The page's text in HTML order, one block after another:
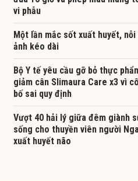
vi phẫu
Một lần mắc sốt xuất huyết, nỗi
ảnh kéo dài
Bộ Y tế yêu cầu gỡ bỏ thực
giảm cân Slimaura Care x3 vì
bố sai quy định
Vượt 40 hải lý giữa đêm giành
sống cho thuyền viên người
xuất huyết não